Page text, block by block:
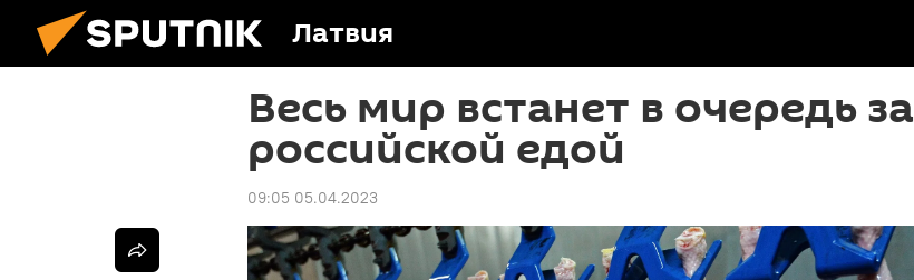
Латвия
Весь мир встанет в очередь за
российской едой
09:05 05.04.2023